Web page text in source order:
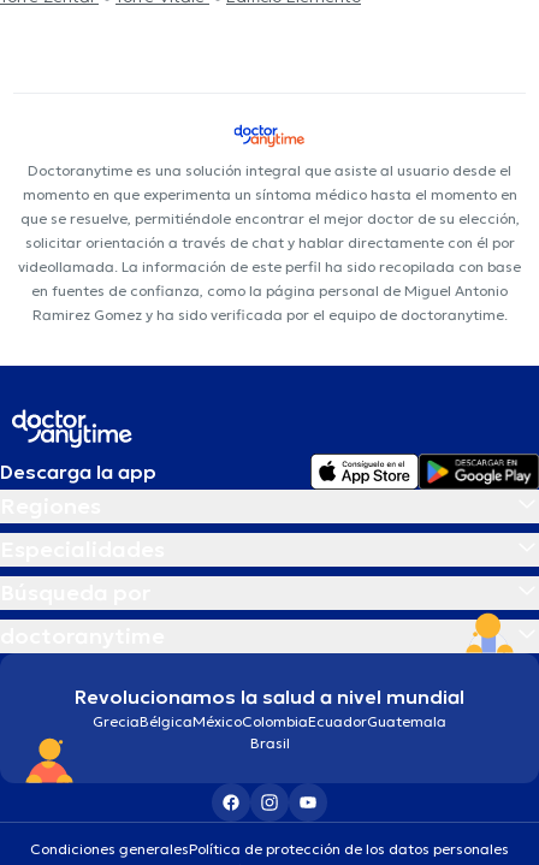
Doctoranytime es una solución integral que asiste al usuario desde el
momento en que experimenta un síntoma médico hasta el momento en
que se resuelve, permitiéndole encontrar el mejor doctor de su elección,
solicitar orientación a través de chat y hablar directamente con él por
videollamada. La información de este perfil ha sido recopilada con base
en fuentes de confianza, como la página personal de Miguel Antonio
Ramirez Gomez y ha sido verificada por el equipo de doctoranytime.
Descarga la app
Revolucionamos la salud a nivel mundial
GreciaBélgicaMéxicoColombiaEcuadorGuatemala
Brasil
Condiciones generalesPolítica de protección de los datos personales